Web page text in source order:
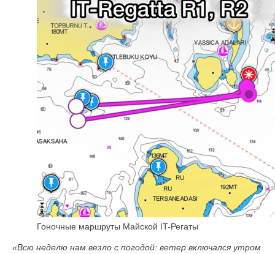
Гоночные маршруты Майской IT-Регаты
«Всю неделю нам везло с погодой: ветер включался утром